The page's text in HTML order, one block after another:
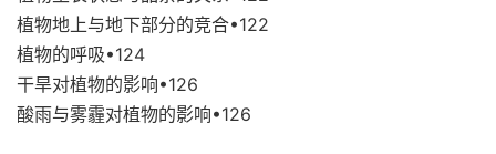
植物地上与地下部分的竞合•122
植物的呼吸•124
干旱对植物的影响•126
酸雨与雾霾对植物的影响•126